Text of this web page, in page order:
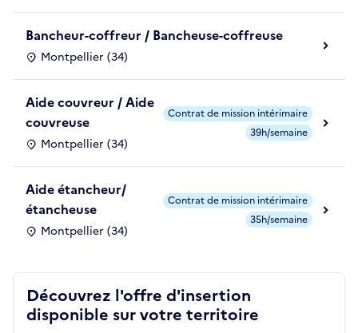
Bancheur-coffreur / Bancheuse-coffreuse
Montpellier (34)
Aide couvreur / Aide
couvreuse
Montpellier (34)
Contrat de mission intérimaire
39h/semaine
Aide étancheur/
étancheuse
Montpellier (34)
Contrat de mission intérimaire
35h/semaine
Découvrez l'offre d'insertion
disponible sur votre territoire